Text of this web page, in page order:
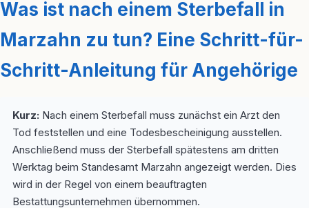
Was ist nach einem Sterbefall in
Marzahn zu tun? Eine Schritt-für-
Schritt-Anleitung für Angehörige
Kurz: Nach einem Sterbefall muss zunächst ein Arzt den
Tod feststellen und eine Todesbescheinigung ausstellen.
Anschließend muss der Sterbefall spätestens am dritten
Werktag beim Standesamt Marzahn angezeigt werden. Dies
wird in der Regel von einem beauftragten
Bestattungsunternehmen übernommen.